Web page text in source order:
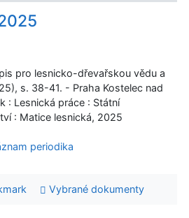
pro lesnicko-dřevařskou vědu a
s. 38-41. - Praha Kostelec nad
: Lesnická práce : Státní
: Matice lesnická, 2025
periodika
Vybrané dokumenty